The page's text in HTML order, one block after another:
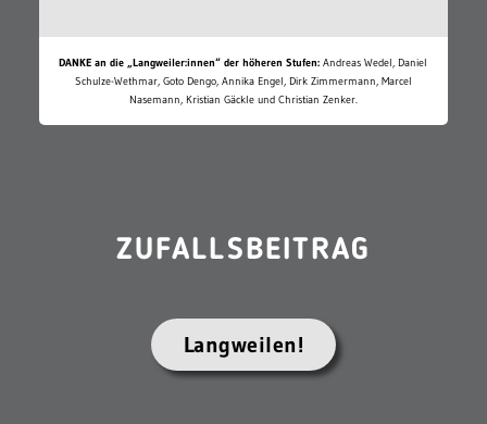
DANKE an die „Langweiler:innen“ der höheren Stufen: Andreas Wedel, Daniel
Schulze-Wethmar, Goto Dengo, Annika Engel, Dirk Zimmermann, Marcel
Nasemann, Kristian Gäckle und Christian Zenker.
ZUFALLSBEITRAG
Langweilen!